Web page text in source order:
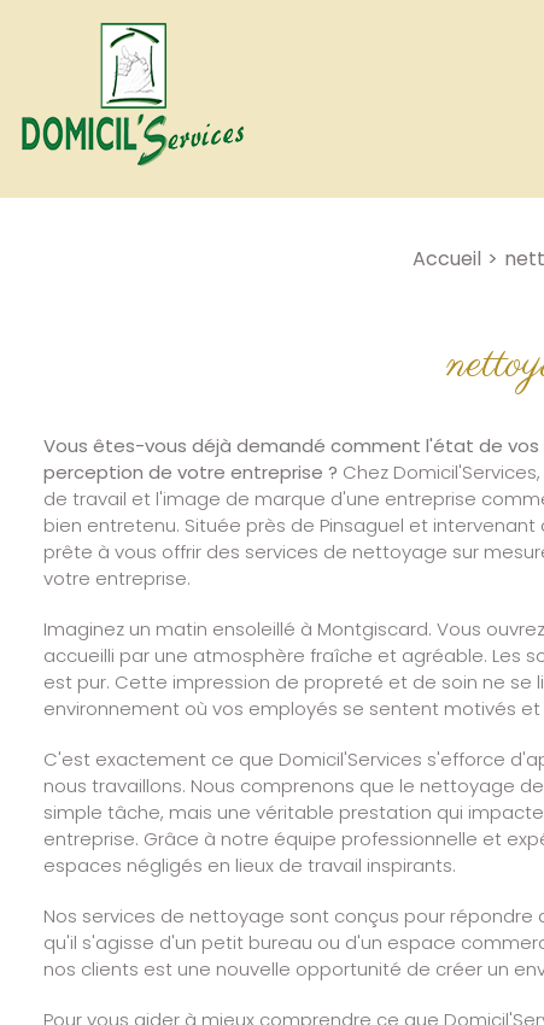
Accueil
Vous êtes-vous déjà demandé comment l'état de vos
perception de votre entreprise ? Chez
de travail et l'image de marque d'une entreprise
bien entretenu. Située près de Pinsaguel et
prête à vous offrir des services de nettoyage sur
votre entreprise.
Imaginez un matin ensoleillé à Montgiscard. Vous
accueilli par une atmosphère fraîche et agréable. Les
est pur. Cette impression de propreté et de soin ne se
environnement où vos employés se sentent motivés et
C'est exactement ce que Domicil'Services s'efforce
nous travaillons. Nous comprenons que le nettoyage
simple tâche, mais une véritable prestation qui
entreprise. Grâce à notre équipe professionnelle et
espaces négligés en lieux de travail inspirants.
Nos services de nettoyage sont conçus pour répondre
qu'il s'agisse d'un petit bureau ou d'un espace
nos clients est une nouvelle opportunité de créer un
Pour vous aider à mieux comprendre ce que